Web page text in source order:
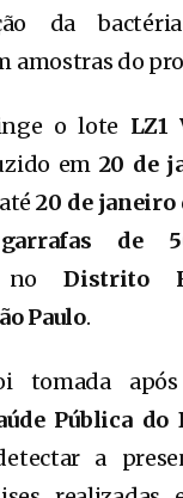
da
amostras do
o lote LZ1
em 20 de
20 de janeiro
de
noDistrito
Paulo.
tomada
Pública
a